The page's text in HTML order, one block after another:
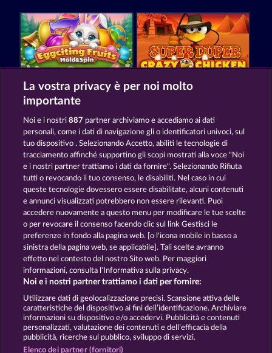
Eggciting Fruits - Hold & Spin Super Duper Moorhuhn
Piggy Kings Simply The Best
Termini e condizioni
Informativa sulla privacy e cookies
Note legali Società FAQ
Invia richiesta di recesso
La vostra privacy è per noi molto
importante
Noi e i nostri887 partner archiviamo e accediamo ai dati
personali, come i dati di navigazione gli o identificatori univoci, sul
tuo dispositivo . Selezionando Accetto, abiliti le tecnologie di
tracciamento affinché supportino gli scopi mostrati alla voce "Noi
e i nostri partner trattiamo i dati da fornire". Selezionando Rifiuta
tutti o revocando il tuo consenso, le disabiliti. Nel caso in cui
queste tecnologie dovessero essere disabilitate, alcuni contenuti
e annunci visualizzati potrebbero non essere rilevanti. Puoi
accedere nuovamente a questo menu per modificare le tue scelte
o per revocare il consenso facendo clic sul link Gestisci le
preferenze in fondo alla pagina web. [o l'icona mobile in basso a
sinistra della pagina web, se applicabile]. Tali scelte avranno
effetto nel contesto del nostro Sito web. Per maggiori
informazioni, consulta l'Informativa sulla privacy.
Noi e i nostri partner trattiamo i dati per fornire:
Utilizzare dati di geolocalizzazione precisi. Scansione attiva delle
caratteristiche del dispositivo ai fini dell’identificazione. Archiviare
informazioni su dispositivo e/o accedervi. Pubblicità e contenuti
personalizzati, valutazione dei contenuti e dell’efficacia della
pubblicità, ricerche sul pubblico, sviluppo di servizi.
Elenco dei partner (fornitori)